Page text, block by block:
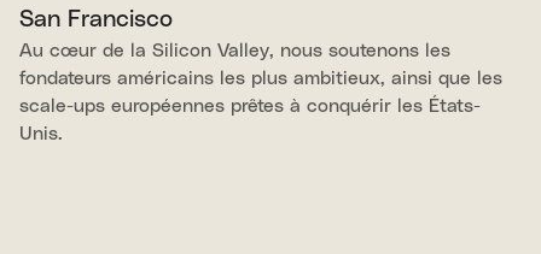
San Francisco
Au cœur de la Silicon Valley, nous soutenons les
fondateurs américains les plus ambitieux, ainsi que les
scale-ups européennes prêtes à conquérir les États-
Unis.